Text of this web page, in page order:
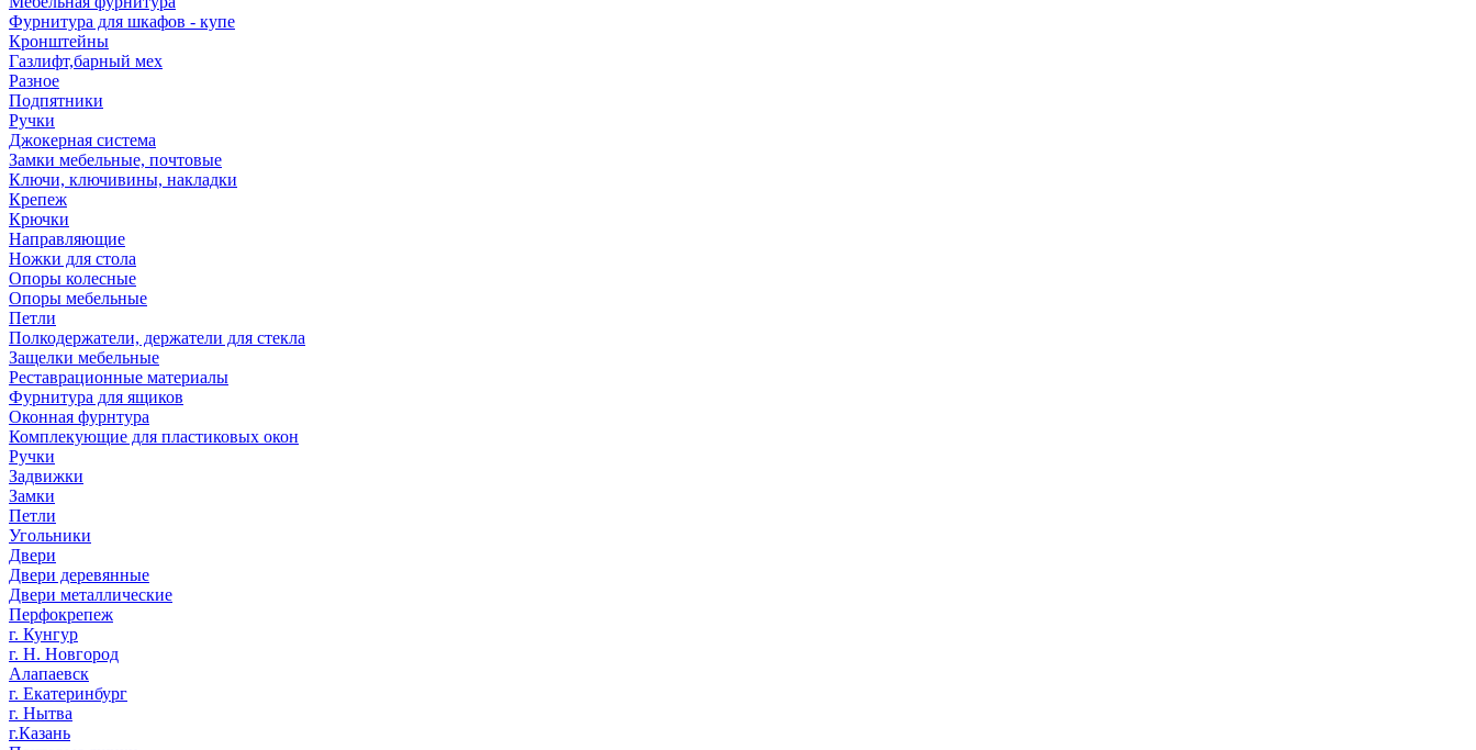
Фурнитура для шкафов - купе
Кронштейны
Газлифт,барный мех
Разное
Подпятники
Ручки
Джокерная система
Замки мебельные, почтовые
Ключи, ключивины, накладки
Крепеж
Крючки
Направляющие
Ножки для стола
Опоры колесные
Опоры мебельные
Петли
Полкодержатели, держатели для стекла
Защелки мебельные
Реставрационные материалы
Фурнитура для ящиков
Оконная фурнтура
Комплекующие для пластиковых окон
Ручки
Задвижки
Замки
Петли
Угольники
Двери
Двери деревянные
Двери металлические
Перфокрепеж
г. Кунгур
г. Н. Новгород
Алапаевск
г. Екатеринбург
г. Нытва
г.Казань